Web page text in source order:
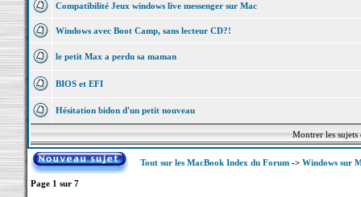
Compatibilité Jeux windows live messenger sur Mac
Windows avec Boot Camp, sans lecteur CD?!
le petit Max a perdu sa maman
BIOS et EFI
Hésitation bidon d'un petit nouveau
Montrer les
Tout sur les MacBook Index du Forum-> Windows sur
Page 1 sur 7